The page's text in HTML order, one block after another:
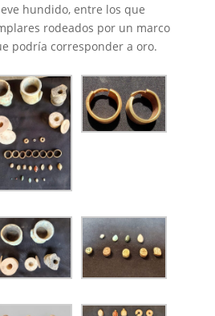
hundido, entre los que
rodeados por un marco
podría corresponder a oro.